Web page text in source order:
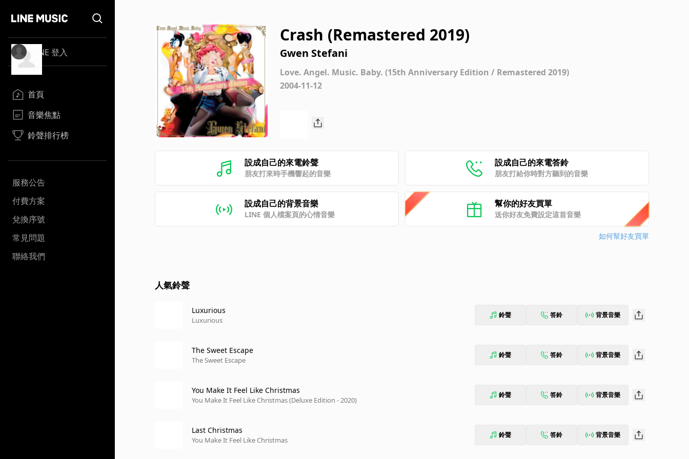
LINE 登入
首頁
音樂焦點
鈴聲排行榜
服務公告
付費方案
兌換序號
常見問題
聯絡我們
Crash (Remastered 2019)
Gwen Stefani
Love. Angel. Music. Baby. (15th Anniversary Edition / Remastered 2019)
2004-11-12
設成自己的來電鈴聲
朋友打來時手機響起的音樂
設成自己的來電答鈴
朋友打給你時對方聽到的音樂
設成自己的背景音樂
LINE 個人檔案頁的心情音樂
幫你的好友買單
送你好友免費設定這首音樂
如何幫好友買單
人氣鈴聲
Luxurious
Luxurious
鈴聲 答鈴 背景音樂
The Sweet Escape
The Sweet Escape
鈴聲 答鈴 背景音樂
You Make It Feel Like Christmas
You Make It Feel Like Christmas (Deluxe Edition - 2020)
鈴聲 答鈴 背景音樂
Last Christmas
You Make It Feel Like Christmas
鈴聲 答鈴 背景音樂